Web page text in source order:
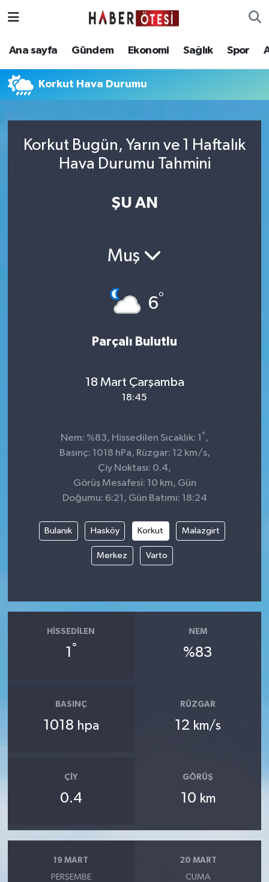
Ana sayfa Gündem Ekonomi Sağlık Spor
Korkut Hava Durumu
Korkut Bugün, Yarın ve 1 Haftalık
Hava Durumu Tahmini
ŞU AN
Muş
6°
Parçalı Bulutlu
18 Mart Çarşamba
18:45
Nem: %83, Hissedilen Sıcaklık: 1 ° ,
Basınç: 1018 hPa, Rüzgar: 12 km/s,
Çiy Noktası: 0.4,
Görüş Mesafesi: 10 km, Gün
Doğumu: 6:21, Gün Batımı: 18:24
Bulanık Hasköy Korkut Malazgirt
Merkez Varto
HISSEDILEN
1 °
NEM
%83
BASINÇ
1018 hpa
RÜZGAR
12 km/s
ÇIY
0.4
GÖRÜŞ
10 km
19 MART
PERŞEMBE
20 MART
CUMA
Ana sayfa
Sağlık
Eskişehir Nöbetçi Eczaneler
Eskişehir Trafik Yoğunluk Haritası
Süper Lig Puan Durumu ve Fikstür